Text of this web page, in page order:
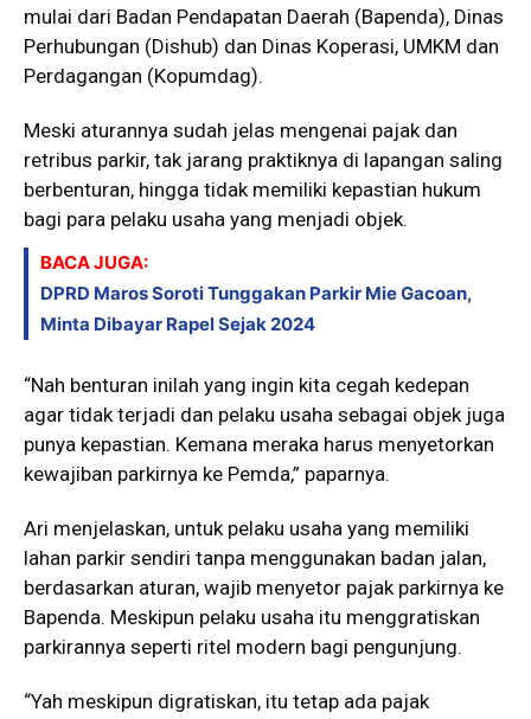
mulai dari Badan Pendapatan Daerah (Bapenda), Dinas
Perhubungan (Dishub) dan Dinas Koperasi, UMKM dan
Perdagangan (Kopumdag).
Meski aturannya sudah jelas mengenai pajak dan
retribus parkir, tak jarang praktiknya di lapangan saling
berbenturan, hingga tidak memiliki kepastian hukum
bagi para pelaku usaha yang menjadi objek.
BACA JUGA:
DPRD Maros Soroti Tunggakan Parkir Mie Gacoan,
Minta Dibayar Rapel Sejak 2024
“Nah benturan inilah yang ingin kita cegah kedepan
agar tidak terjadi dan pelaku usaha sebagai objek juga
punya kepastian. Kemana meraka harus menyetorkan
kewajiban parkirnya ke Pemda,” paparnya.
Ari menjelaskan, untuk pelaku usaha yang memiliki
lahan parkir sendiri tanpa menggunakan badan jalan,
berdasarkan aturan, wajib menyetor pajak parkirnya ke
Bapenda. Meskipun pelaku usaha itu menggratiskan
parkirannya seperti ritel modern bagi pengunjung.
“Yah meskipun digratiskan, itu tetap ada pajak